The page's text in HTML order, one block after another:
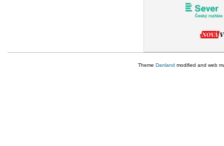
Theme Danland modified and web